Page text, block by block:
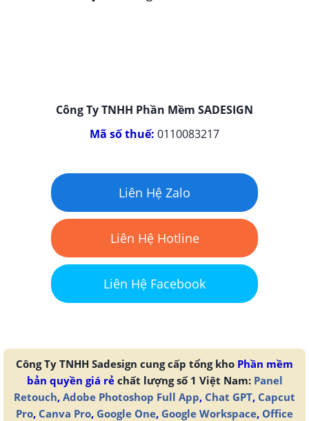
Công Ty TNHH Phần Mềm SADESIGN
Mã số thuế: 0110083217
Liên Hệ Zalo
Liên Hệ Hotline
Liên Hệ Facebook
Công Ty TNHH Sadesign cung cấp tổng kho Phần mềm
bản quyền giá rẻchất lượng số 1 Việt Nam: Panel
Retouch, Adobe Photoshop Full App, Chat GPT, Capcut
Pro, Canva Pro, Google One, Google Workspace, Office